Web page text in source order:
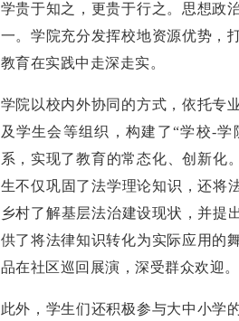
学贵于知之，更贵于行之。思想政
一。学院充分发挥校地资源优势，
教育在实践中走深走实。
学院以校内外协同的方式，依托专
及学生会等组织，构建了“学校-
系，实现了教育的常态化、创新化
生不仅巩固了法学理论知识，还将
乡村了解基层法治建设现状，并提
供了将法律知识转化为实际应用的
品在社区巡回展演，深受群众欢迎。
此外，学生们还积极参与大中小学